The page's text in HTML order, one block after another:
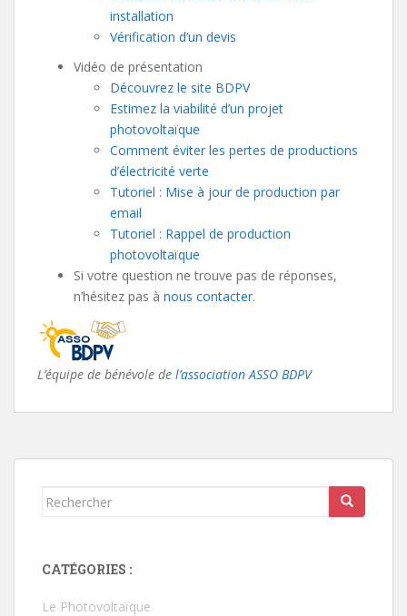
installation
Vérification d’un devis
Vidéo de présentation
Découvrez le site BDPV
Estimez la viabilité d’un projet
photovoltaïque
Comment éviter les pertes de productions
d’électricité verte
Tutoriel : Mise à jour de production par
email
Tutoriel : Rappel de production
photovoltaïque
Si votre question ne trouve pas de réponses,
n’hésitez pas à nous contacter.
L’équipe de bénévole de l’association ASSO BDPV
Rechercher...
CATÉGORIES :
Le Photovoltaïque